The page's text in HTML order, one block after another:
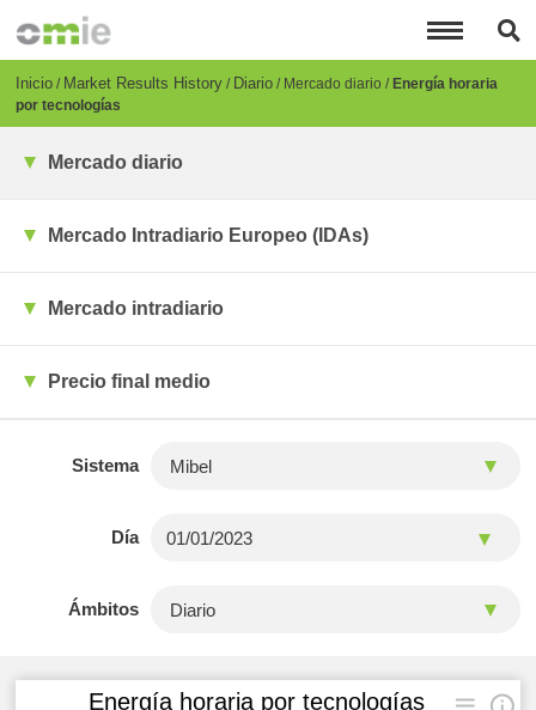
principal
Breadcrumb
Inicio Market Results History Diario Mercado diario Energía horaria
por tecnologías
Mercado diario
Mercado Intradiario Europeo (IDAs)
Mercado intradiario
Precio final medio
Sistema
Día
Ámbitos
Energía horaria por tecnologías